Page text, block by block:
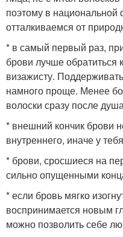
поэтому в
отталкиваемся от
* в самый первый раз,
брови лучше
визажисту.
намного проще. Менее
волоски сразу после
* внешний кончик брови
внутреннего, иначе у
* брови, сросшиеся на
сильно опущенными
* если бровь мягко
воспринимается новым
можно позволить себе